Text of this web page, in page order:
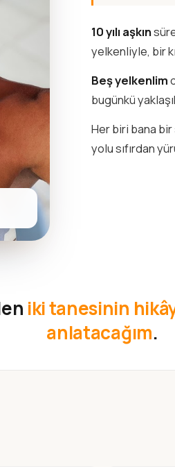
10 yılı aşkın
yelkenliyle, bir
Beş yelkenlim
bugünkü
Her biri bana
yolu sıfırdan
iki tanesinin
anlatacağım.